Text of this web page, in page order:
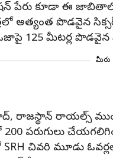
పేరు కూడా ఈ
పొడవైన సిక్సర్‌
125 మీటర్ల పొడవైన
మీరు
రాయల్స్ ముందు
200 పరుగులు
చివరి మూడు